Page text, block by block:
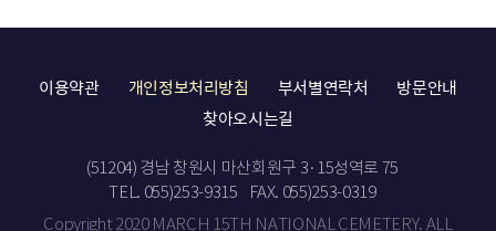
이용약관 개인정보처리방침 부서별연락처
방문안내
찾아오시는길
(51204) 경남 창원시 마산회원구 3·15성역로 75
TEL. 055)253-9315
FAX. 055)253-0319
Copyright 2020 MARCH 15TH NATIONAL CEMETERY. ALL